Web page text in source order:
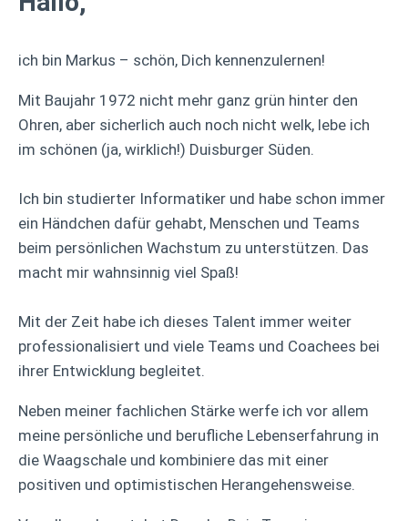
ich bin Markus – schön, Dich kennenzulernen!
Mit Baujahr 1972 nicht mehr ganz grün hinter den
Ohren, aber sicherlich auch noch nicht welk, lebe ich
im schönen (ja, wirklich!) Duisburger Süden.
Ich bin studierter Informatiker und habe schon immer
ein Händchen dafür gehabt, Menschen und Teams
beim persönlichen Wachstum zu unterstützen. Das
macht mir wahnsinnig viel Spaß!
Mit der Zeit habe ich dieses Talent immer weiter
professionalisiert und viele Teams und Coachees bei
ihrer Entwicklung begleitet.
Neben meiner fachlichen Stärke werfe ich vor allem
meine persönliche und berufliche Lebenserfahrung in
die Waagschale und kombiniere das mit einer
positiven und optimistischen Herangehensweise.